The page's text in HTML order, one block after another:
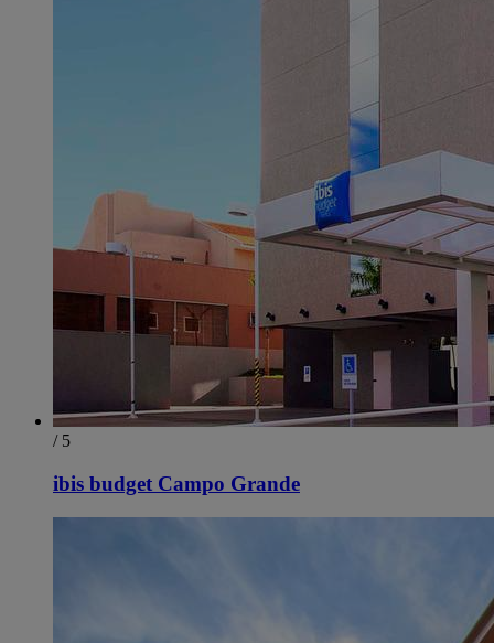
/ 5
ibis budget Campo Grande